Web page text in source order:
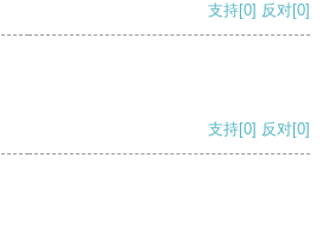
支持[0] 反对[0]
支持[0] 反对[0]